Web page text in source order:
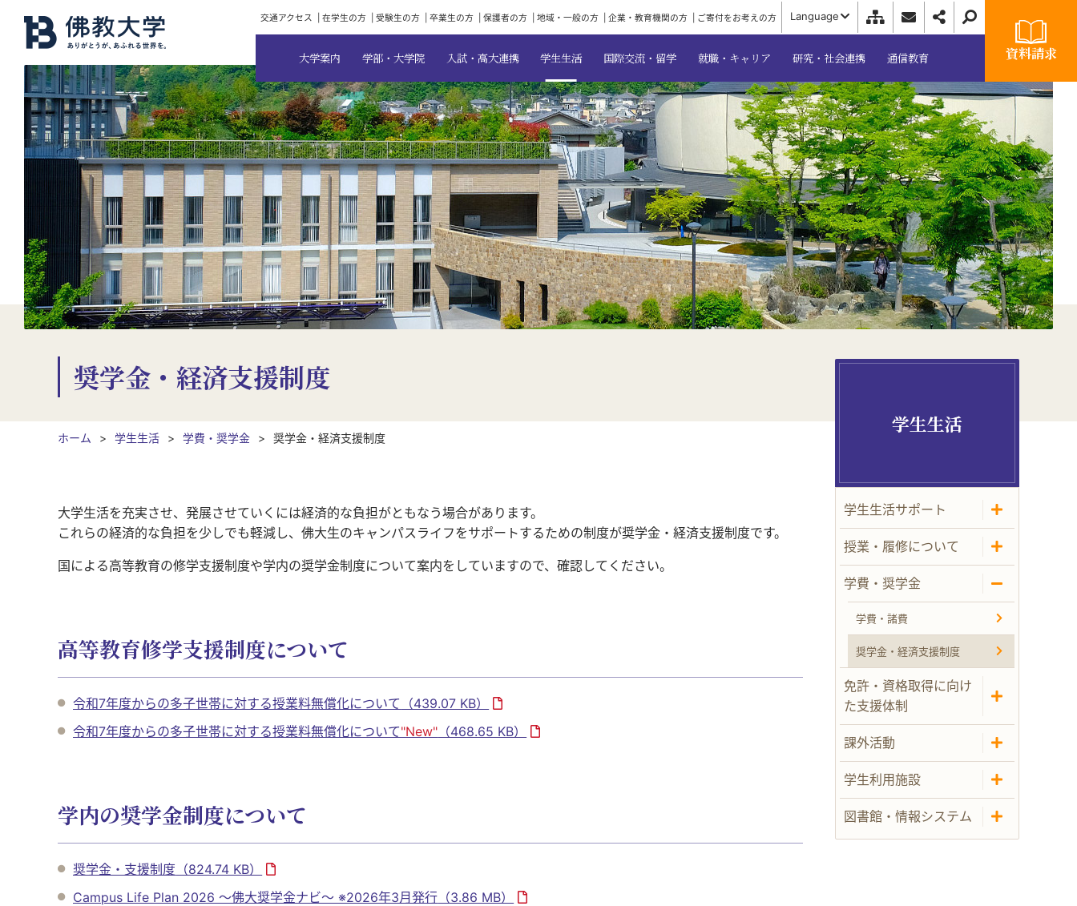
交通アクセス 在学生の方 受験生の方 卒業生の方 保護者の方 地域・一般の方 企業・教育機関の方 ご寄付をお考えの方 Language
大学案内 学部・大学院 入試・高大連携 学生生活 国際交流・留学 就職・キャリア 研究・社会連携 通信教育 資料請求
奨学金・経済支援制度
ホーム 学生生活 学費・奨学金 奨学金・経済支援制度
大学生活を充実させ、発展させていくには経済的な負担がともなう場合があります。
これらの経済的な負担を少しでも軽減し、佛大生のキャンパスライフをサポートするための制度が奨学金・経済支援制度です。
国による高等教育の修学支援制度や学内の奨学金制度について案内をしていますので、確認してください。
高等教育修学支援制度について
令和7年度からの多子世帯に対する授業料無償化について
（439.07 KB）
令和7年度からの多子世帯に対する授業料無償化について"New" （468.65 KB）
学内の奨学金制度について
奨学金・支援制度 （824.74 KB）
Campus Life Plan 2026 ～佛大奨学金ナビ～ ※2026年3月発行 （3.86 MB）
学生生活
学生生活サポート
授業・履修について
学費・奨学金
学費・諸費
奨学金・経済支援制度
免許・資格取得に向け
た支援体制
課外活動
学生利用施設
図書館・情報システム